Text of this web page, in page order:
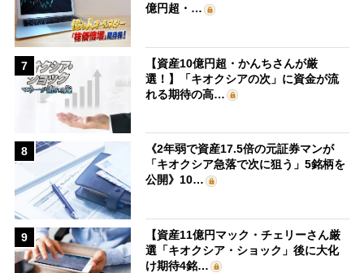
億円超・…
7
【資産10億円超・かんちさんが厳
選！】「キオクシアの次」に資金が流
れる期待の高…
8
《2年弱で資産17.5倍の元証券マンが
「キオクシア急落で次に狙う」5銘柄を
公開》10…
9
【資産11億円マック・チェリーさん厳
選「キオクシア・ショック」後に大化
け期待4銘…